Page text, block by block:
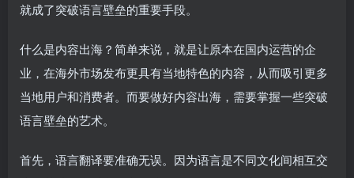
就成了突破语言壁垒的重要手段。
什么是内容出海？简单来说，就是让原本在国内运营的企
业，在海外市场发布更具有当地特色的内容，从而吸引更多
当地用户和消费者。而要做好内容出海，需要掌握一些突破
语言壁垒的艺术。
首先，语言翻译要准确无误。因为语言是不同文化间相互交